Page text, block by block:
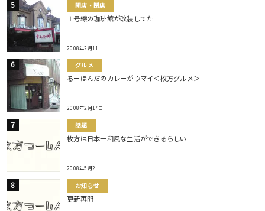
開店・閉店
１号線の珈琲館が改装してた
2008年2月11日
グルメ
るーほんだのカレーがウマイ＜枚方グルメ＞
2008年2月17日
話題
枚方は日本一和風な生活ができるらしい
2008年5月2日
お知らせ
更新再開